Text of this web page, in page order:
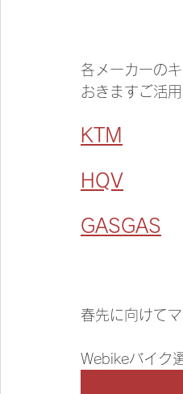
各メーカーの
おきますご活用
KTM
HQV
GASGAS
春先に向けて
Webikeバイク